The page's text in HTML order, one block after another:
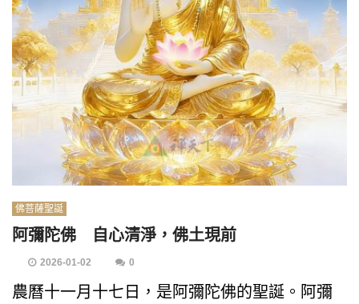
佛菩薩聖誕
阿彌陀佛 自心清淨，佛土現前
2026-01-02 0
農曆十一月十七日，是阿彌陀佛的聖誕。阿彌